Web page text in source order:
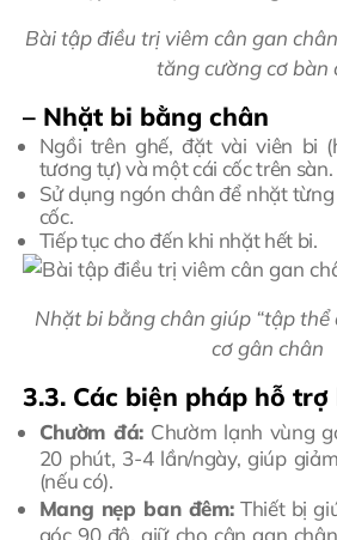
Bài tập điều trị viêm cân gan
tăng cường cơ bàn
– Nhặt bi bằng chân
Ngồi trên ghế, đặt vài viên bi
tương tự) và một cái cốc trên sàn.
Sử dụng ngón chân để nhặt
cốc.
Tiếp tục cho đến khi nhặt hết bi.
Nhặt bi bằng chân giúp “tập thể
cơ gân chân
3.3. Các biện pháp hỗ trợ
Chườm đá:Chườm lạnh vùng
20 phút, 3-4 lần/ngày, giúp
(nếu có).
Mang nẹp ban đêm:Thiết bị